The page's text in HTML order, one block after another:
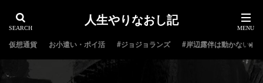
人生やりなおし記
仮想通貨 お小遣い・ポイ活 #ジョジョランズ #岸辺露伴は動かない